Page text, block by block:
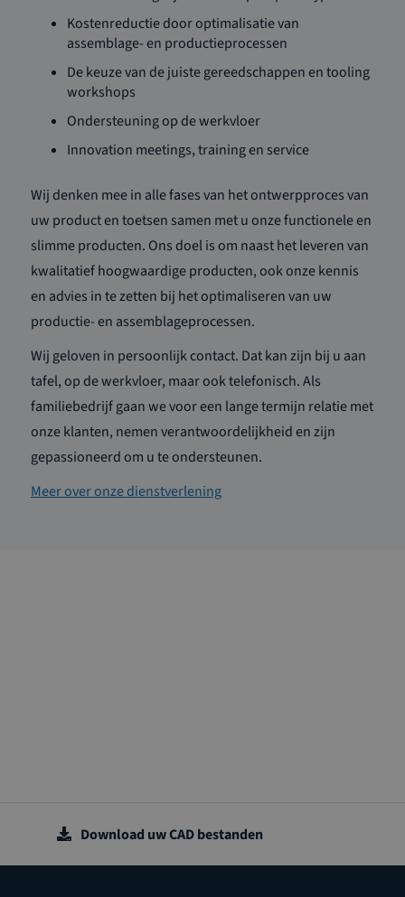
Kostenreductie door optimalisatie van
assemblage- en productieprocessen
De keuze van de juiste gereedschappen en tooling
workshops
Ondersteuning op de werkvloer
Innovation meetings, training en service
Wij denken mee in alle fases van het ontwerpproces van
uw product en toetsen samen met u onze functionele en
slimme producten. Ons doel is om naast het leveren van
kwalitatief hoogwaardige producten, ook onze kennis
en advies in te zetten bij het optimaliseren van uw
productie- en assemblageprocessen.
Wij geloven in persoonlijk contact. Dat kan zijn bij u aan
tafel, op de werkvloer, maar ook telefonisch. Als
familiebedrijf gaan we voor een lange termijn relatie met
onze klanten, nemen verantwoordelijkheid en zijn
gepassioneerd om u te ondersteunen.
Meer over onze dienstverlening
Download uw CAD bestanden